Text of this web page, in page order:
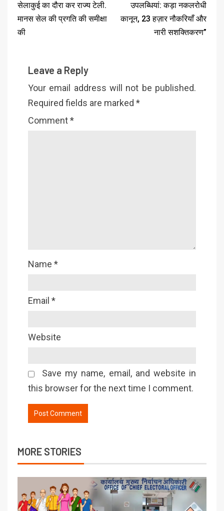
सेलाकुई का दौरा कर राज्य टेली.
मानस सेल की प्रगति की समीक्षा
की
उपलब्धियां: कड़ा नकलरोधी
कानून, 23 हज़ार नौकरियाँ और
नारी सशक्तिकरण”
Leave a Reply
Your email address will not be published.
Required fields are marked *
Comment*
Name *
Email *
Website
Save my name, email, and website in
this browser for the next time I comment.
MORE STORIES